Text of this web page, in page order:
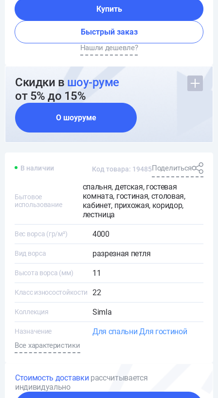
Купить
Быстрый заказ
Нашли дешевле?
Скидки в шоу-руме
от 5% до 15%
О шоуруме
В наличии Код товара: 19485Поделиться
Бытовое
использование
спальня, детская, гостевая
комната, гостиная, столовая,
кабинет, прихожая, коридор,
лестница
Вес ворса (гр/м²) 4000
Вид ворса разрезная петля
Высота ворса (мм) 11
Класс износостойкости 22
Коллекция Simla
Назначение Для спальни Для гостиной
Все характеристики
Стоимость доставки рассчитывается
индивидуально